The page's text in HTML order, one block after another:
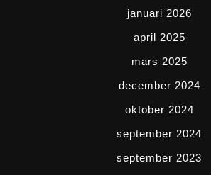
januari 2026
april 2025
mars 2025
december 2024
oktober 2024
september 2024
september 2023